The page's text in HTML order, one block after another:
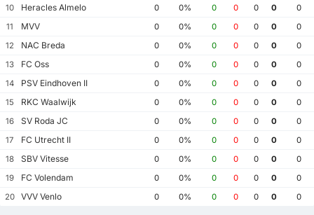
10
Heracles Almelo 0 0% 0 0 0 0
0
11
MVV 0 0% 0 0 0 0
0
12
NAC Breda 0 0% 0 0 0 0
0
13
FC Oss 0 0% 0 0 0 0
0
14
PSV Eindhoven II 0 0% 0 0 0 0
0
15
RKC Waalwijk 0 0% 0 0 0 0
0
16
SV Roda JC 0 0% 0 0 0 0
0
17
FC Utrecht II 0 0% 0 0 0 0
0
18
SBV Vitesse 0 0% 0 0 0 0
0
19
FC Volendam 0 0% 0 0 0 0
0
20
VVV Venlo 0 0% 0 0 0 0 0